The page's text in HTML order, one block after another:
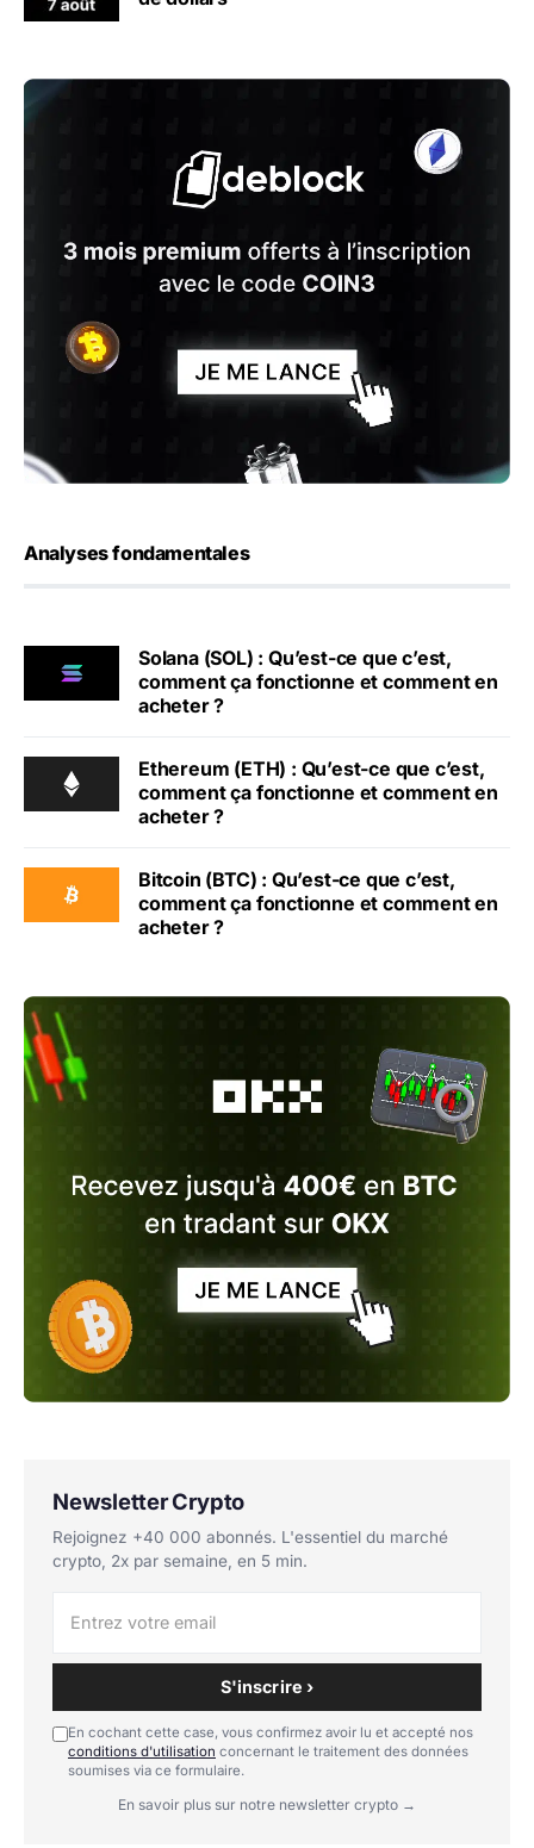
Analyses fondamentales
Solana (SOL) : Qu’est-ce que c’est,
comment ça fonctionne et comment en
acheter ?
Ethereum (ETH) : Qu’est-ce que c’est,
comment ça fonctionne et comment en
acheter ?
Bitcoin (BTC) : Qu’est-ce que c’est,
comment ça fonctionne et comment en
acheter ?
Newsletter Crypto
Rejoignez +40 000 abonnés. L'essentiel du marché
crypto, 2x par semaine, en 5 min.
S'inscrire ›
En cochant cette case, vous confirmez avoir lu et accepté nos
conditions d'utilisation concernant le traitement des données
soumises via ce formulaire.
En savoir plus sur notre newsletter crypto →